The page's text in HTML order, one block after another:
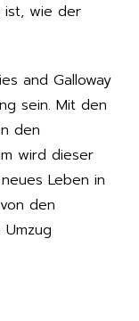
ist, wie der
and Galloway
sein. Mit den
den
wird dieser
Leben in
den